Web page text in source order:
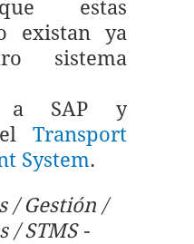
estas
existan ya
sistema
a SAP y
Transport
System.
/ Gestión /
/ STMS -